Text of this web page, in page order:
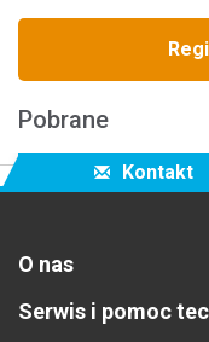
Pobrane
Kontakt
O nas
Serwis i pomoc